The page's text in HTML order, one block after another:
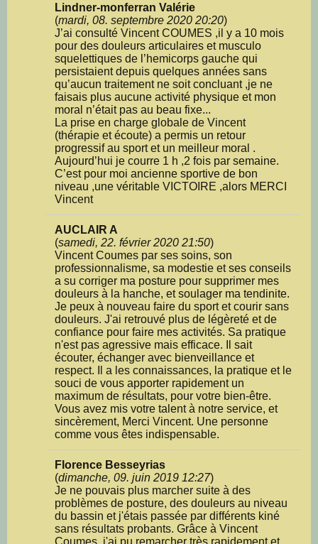
Lindner-monferran Valérie
(mardi, 08. septembre 2020 20:20)
J’ai consulté Vincent COUMES ,il y a 10 mois
pour des douleurs articulaires et musculo
squelettiques de l’hemicorps gauche qui
persistaient depuis quelques années sans
qu’aucun traitement ne soit concluant ,je ne
faisais plus aucune activité physique et mon
moral n’était pas au beau fixe...
La prise en charge globale de Vincent
(thérapie et écoute) a permis un retour
progressif au sport et un meilleur moral .
Aujourd’hui je courre 1 h ,2 fois par semaine.
C’est pour moi ancienne sportive de bon
niveau ,une véritable VICTOIRE ,alors MERCI
Vincent
AUCLAIR A
(samedi, 22. février 2020 21:50)
Vincent Coumes par ses soins, son
professionnalisme, sa modestie et ses conseils
a su corriger ma posture pour supprimer mes
douleurs à la hanche, et soulager ma tendinite.
Je peux à nouveau faire du sport et courir sans
douleurs. J'ai retrouvé plus de légèreté et de
confiance pour faire mes activités. Sa pratique
n'est pas agressive mais efficace. Il sait
écouter, échanger avec bienveillance et
respect. Il a les connaissances, la pratique et le
souci de vous apporter rapidement un
maximum de résultats, pour votre bien-être.
Vous avez mis votre talent à notre service, et
sincèrement, Merci Vincent. Une personne
comme vous êtes indispensable.
Florence Besseyrias
(dimanche, 09. juin 2019 12:27)
Je ne pouvais plus marcher suite à des
problèmes de posture, des douleurs au niveau
du bassin et j'étais passée par différents kiné
sans résultats probants. Grâce à Vincent
Coumes, j'ai pu remarcher très rapidement et